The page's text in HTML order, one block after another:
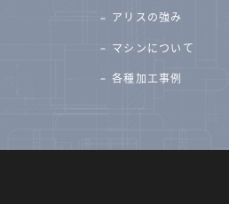
アリスの強み
マシンについて
各種加工事例